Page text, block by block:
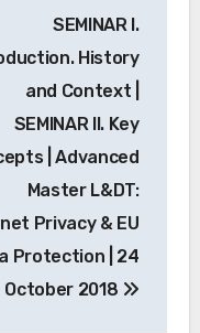
SEMINAR I.
History
and Context |
SEMINAR II. Key
| Advanced
Master L&DT:
Privacy & EU
Protection | 24
October 2018